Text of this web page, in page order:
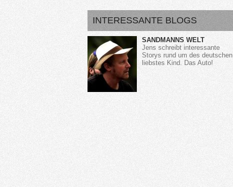
INTERESSANTE BLOGS
SANDMANNS WELT
Jens schreibt interessante
Storys rund um des deutschen
liebstes Kind. Das Auto!